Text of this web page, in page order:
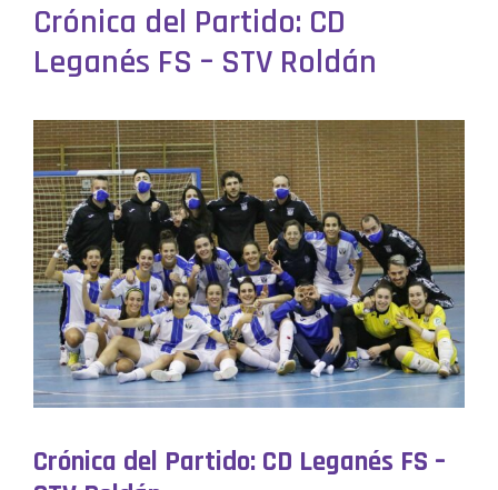
Crónica del Partido: CD
Leganés FS – STV Roldán
Crónica del Partido: CD Leganés FS –